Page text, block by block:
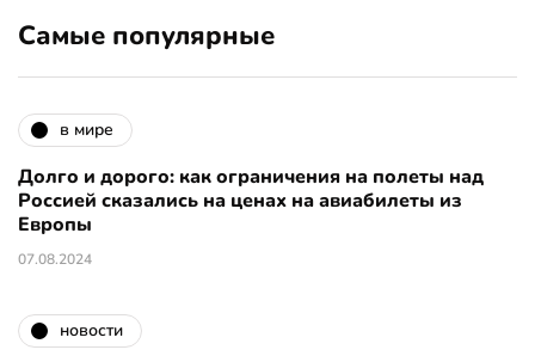
Самые популярные
в мире
Долго и дорого: как ограничения на полеты над
Россией сказались на ценах на авиабилеты из
Европы
07.08.2024
новости